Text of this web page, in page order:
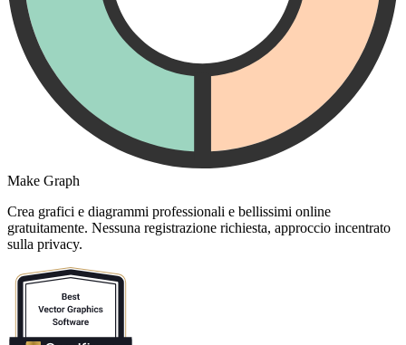
Make Graph
Crea grafici e diagrammi professionali e bellissimi online
gratuitamente. Nessuna registrazione richiesta, approccio incentrato
sulla privacy.